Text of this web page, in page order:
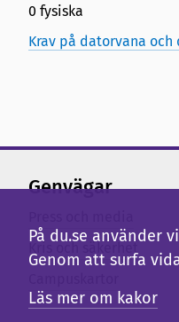
0 fysiska
Krav på datorvana
Genvägar
På du.se använder
Genom att surfa
Läs mer om kakor